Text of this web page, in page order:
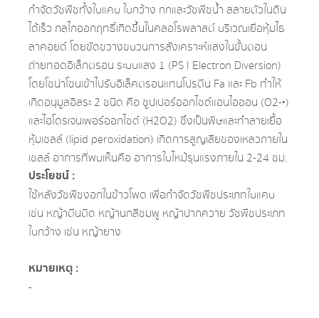
กำจัดวัชพืชทั้งใบแคบ ใบกว้าง กกและวัชพืชน้ำ สลายตัวในดิน
ได้เร็ว กลไกออกฤทธิ์เกิดขึ้นในคลอโรพลาสต์ บริเวณเยื่อหุ้มไธ
ลาคอยด์ โดยขัดขวางขบวนการสังเคราะห์แสงในขั้นตอน
ถ่ายทอดอิเล็กตรอน ระบบแสง 1 (PS I Electron Diversion)
โดยโซน่าโซนเข้าไปรับอิเล็คตรอนแทนโปรตีน Fa และ Fb ทำให้
เกิดอนุมูลอิสระ 2 ชนิด คือ ซูปเปอร์ออกไซด์แอนไอออน (O2-•)
และไฮโดรเจนเพอร์ออกไซด์ (H2O2) ซึ่งเป็นพิษและทำลายเยื้อ
หุ้มเซลล์ (lipid peroxidation) เกิดการสูญเสียของเหลวภายใน
เซลล์ อาการที่พบเห็นคือ อาการใบไหม้รุนแรงภายใน 2-24 ชม.
ประโยชน์ :
ใช้หลังวัชพืชงอกในข้าวโพด เพื่อกำจัดวัชพืชประเภทใบแคบ
เช่น หญ้าตีนติด หญ้านกสีชมพู หญ้าปากควาย วัชพืชประเภท
ใบกว้าง เช่น หญ้ายาง
หมายเหตุ :
-